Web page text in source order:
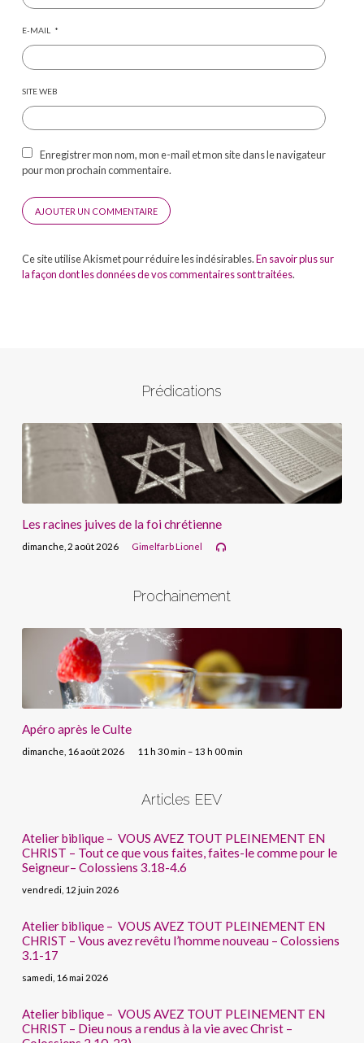
E-MAIL *
SITE WEB
Enregistrer mon nom, mon e-mail et mon site dans le navigateur
pour mon prochain commentaire.
Ce site utilise Akismet pour réduire les indésirables.En savoir plus sur
la façon dont les données de vos commentaires sont traitées.
Prédications
Les racines juives de la foi chrétienne
dimanche, 2 août 2026 Gimelfarb Lionel
Prochainement
Apéro après le Culte
dimanche, 16 août 2026 11 h 30 min – 13 h 00 min
Articles EEV
Atelier biblique – VOUS AVEZ TOUT PLEINEMENT EN
CHRIST – Tout ce que vous faites, faites-le comme pour le
Seigneur– Colossiens 3.18-4.6
vendredi, 12 juin 2026
Atelier biblique – VOUS AVEZ TOUT PLEINEMENT EN
CHRIST – Vous avez revêtu l’homme nouveau – Colossiens
3.1-17
samedi, 16 mai 2026
Atelier biblique – VOUS AVEZ TOUT PLEINEMENT EN
CHRIST – Dieu nous a rendus à la vie avec Christ –